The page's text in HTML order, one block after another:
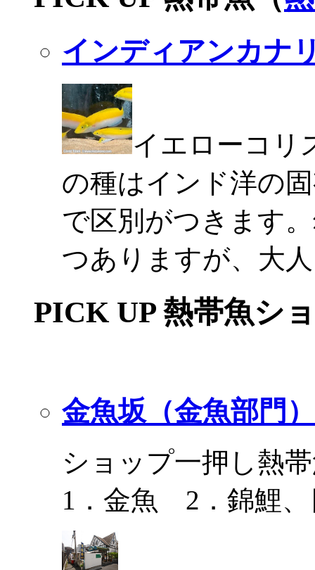
インディアンカナ
イエローコリ
の種はインド洋の
で区別がつきます
つありますが、大
PICK UP 熱帯魚シ
金魚坂（金魚部門）
ショップ一押し熱
1．金魚 2．錦鯉、